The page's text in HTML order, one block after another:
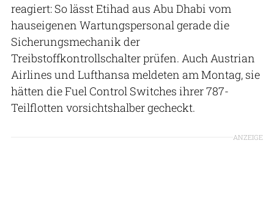
reagiert: So lässt Etihad aus Abu Dhabi vom
hauseigenen Wartungspersonal gerade die
Sicherungsmechanik der
Treibstoffkontrollschalter prüfen. Auch Austrian
Airlines und Lufthansa meldeten am Montag, sie
hätten die Fuel Control Switches ihrer 787-
Teilflotten vorsichtshalber gecheckt.
ANZEIGE